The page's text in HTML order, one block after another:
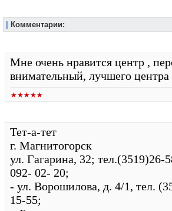
Комментарии:
Мне очень нравится центр ,
внимательный, лучшего центра
Тет-а-тет
г. Магнитогорск
ул. Гагарина, 32;
092- 02- 20;
- ул. Ворошилова, д. 4/1, тел.
15-55;